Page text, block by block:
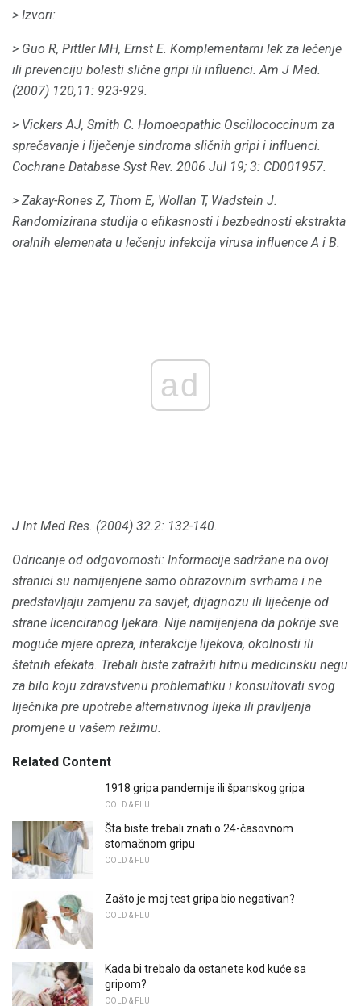
> Izvori:
> Guo R, Pittler MH, Ernst E. Komplementarni lek za lečenje
ili prevenciju bolesti slične gripi ili influenci. Am J Med.
(2007) 120,11: 923-929.
> Vickers AJ, Smith C. Homoeopathic Oscillococcinum za
sprečavanje i liječenje sindroma sličnih gripi i influenci.
Cochrane Database Syst Rev. 2006 Jul 19; 3: CD001957.
> Zakay-Rones Z, Thom E, Wollan T, Wadstein J.
Randomizirana studija o efikasnosti i bezbednosti ekstrakta
oralnih elemenata u lečenju infekcija virusa influence A i B.
ad
J Int Med Res. (2004) 32.2: 132-140.
Odricanje od odgovornosti: Informacije sadržane na ovoj
stranici su namijenjene samo obrazovnim svrhama i ne
predstavljaju zamjenu za savjet, dijagnozu ili liječenje od
strane licenciranog ljekara. Nije namijenjena da pokrije sve
moguće mjere opreza, interakcije lijekova, okolnosti ili
štetnih efekata. Trebali biste zatražiti hitnu medicinsku negu
za bilo koju zdravstvenu problematiku i konsultovati svog
liječnika pre upotrebe alternativnog lijeka ili pravljenja
promjene u vašem režimu.
Related Content
1918 gripa pandemije ili španskog gripa
COLD & FLU
Šta biste trebali znati o 24-časovnom
stomačnom gripu
COLD & FLU
Zašto je moj test gripa bio negativan?
COLD & FLU
Kada bi trebalo da ostanete kod kuće sa
gripom?
COLD & FLU